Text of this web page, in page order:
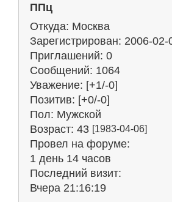
ППц
Откуда: Москва
Зарегистрирован: 2006-02-
Приглашений: 0
Сообщений: 1064
Уважение: [+1/-0]
Позитив: [+0/-0]
Пол: Мужской
Возраст: 43 [1983-04-06]
Провел на форуме:
1 день 14 часов
Последний визит:
Вчера 21:16:19